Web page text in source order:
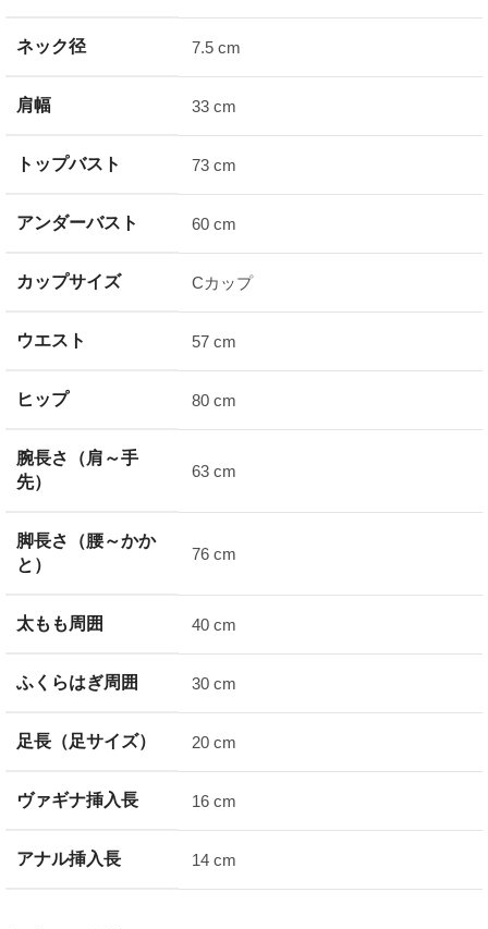
ネック径 7.5 cm
肩幅 33 cm
トップバスト 73 cm
アンダーバスト 60 cm
カップサイズ Cカップ
ウエスト 57 cm
ヒップ 80 cm
腕長さ（肩～手
先）
63 cm
脚長さ（腰～かか
と）
76 cm
太もも周囲 40 cm
ふくらはぎ周囲 30 cm
足長（足サイズ） 20 cm
ヴァギナ挿入長 16 cm
アナル挿入長 14 cm